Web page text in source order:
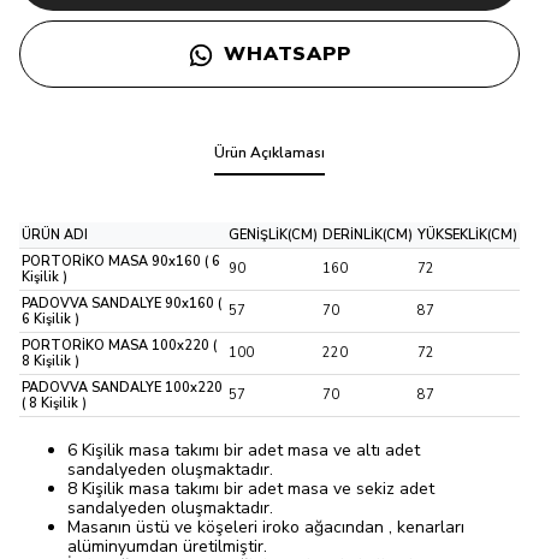
WHATSAPP
Ürün Açıklaması
ÜRÜN ADI GENİŞLİK(CM) DERİNLİK(CM) YÜKSEKLİK(CM)
PORTORİKO MASA 90x160 ( 6
Kişilik )
90 160
72
PADOVVA SANDALYE 90x160 (
6 Kişilik )
57 70
87
PORTORİKO MASA 100x220 (
8 Kişilik )
100 220
72
PADOVVA SANDALYE 100x220
( 8 Kişilik )
57 70 87
6 Kişilik masa takımı bir adet masa ve altı adet
sandalyeden oluşmaktadır.
8 Kişilik masa takımı bir adet masa ve sekiz adet
sandalyeden oluşmaktadır.
Masanın üstü ve köşeleri iroko ağacından , kenarları
alüminyumdan üretilmiştir.